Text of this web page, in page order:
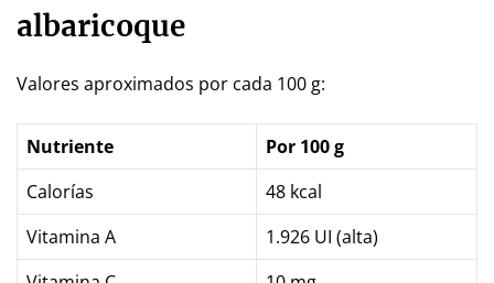
albaricoque
Valores aproximados por cada 100 g:
Nutriente
Por 100 g
Calorías
48 kcal
Vitamina A
1.926 UI (alta)